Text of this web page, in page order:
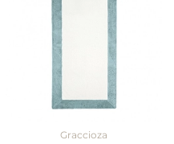
Graccioza